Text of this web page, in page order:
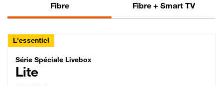
Fibre Fibre + Smart TV
L'essentiel
Série Spéciale Livebox Lite Fibre
Série Spéciale Livebox
Lite